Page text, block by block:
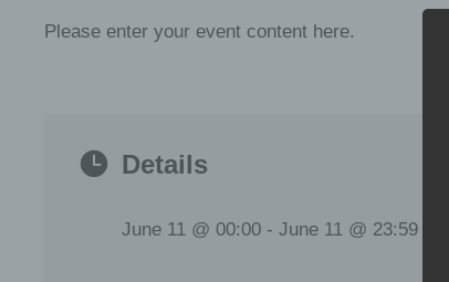
Please enter your event content here.
Details
June 11 @ 00:00 - June 11 @ 23:59